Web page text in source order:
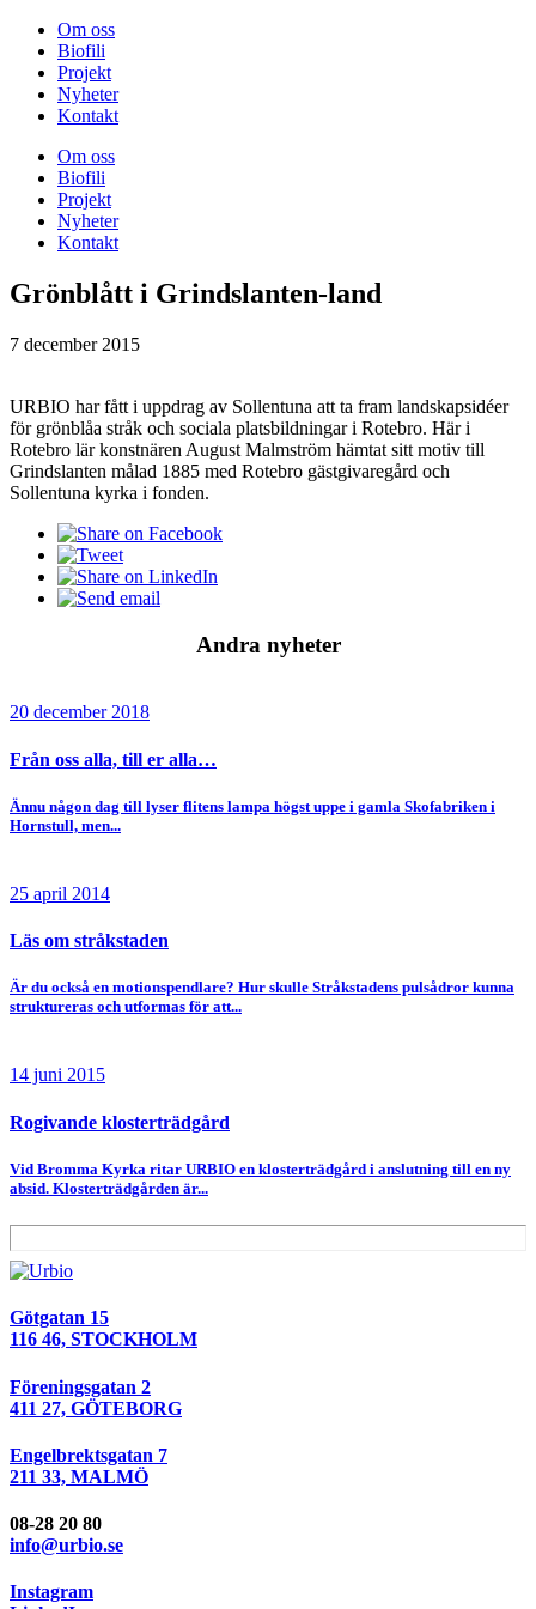
Om oss
Biofili
Projekt
Nyheter
Kontakt
Om oss
Biofili
Projekt
Nyheter
Kontakt
Grönblått i Grindslanten-land
7 december 2015
URBIO har fått i uppdrag av Sollentuna att ta fram landskapsidéer
för grönblåa stråk och sociala platsbildningar i Rotebro. Här i
Rotebro lär konstnären August Malmström hämtat sitt motiv till
Grindslanten målad 1885 med Rotebro gästgivaregård och
Sollentuna kyrka i fonden.
Andra nyheter
20 december 2018
Från oss alla, till er alla…
Ännu någon dag till lyser flitens lampa högst uppe i gamla Skofabriken i
Hornstull, men...
25 april 2014
Läs om stråkstaden
Är du också en motionspendlare? Hur skulle Stråkstadens pulsådror kunna
struktureras och utformas för att...
14 juni 2015
Rogivande klosterträdgård
Vid Bromma Kyrka ritar URBIO en klosterträdgård i anslutning till en ny
absid. Klosterträdgården är...
Götgatan 15
116 46, STOCKHOLM
Föreningsgatan 2
411 27, GÖTEBORG
Engelbrektsgatan 7
211 33, MALMÖ
08-28 20 80
info@urbio.se
Instagram